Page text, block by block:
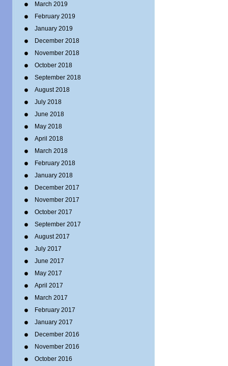
March 2019
February 2019
January 2019
December 2018
November 2018
October 2018
September 2018
August 2018
July 2018
June 2018
May 2018
April 2018
March 2018
February 2018
January 2018
December 2017
November 2017
October 2017
September 2017
August 2017
July 2017
June 2017
May 2017
April 2017
March 2017
February 2017
January 2017
December 2016
November 2016
October 2016